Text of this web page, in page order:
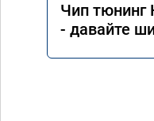
Чип тюнинг
- давайте